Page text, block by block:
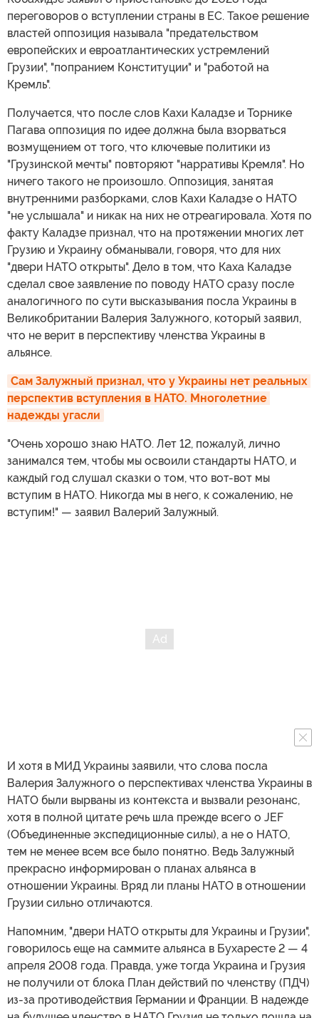
переговоров о вступлении страны в ЕС. Такое решение
властей оппозиция называла "предательством
европейских и евроатлантических устремлений
Грузии", "попранием Конституции" и "работой на
Кремль".
Получается, что после слов Кахи Каладзе и Торнике
Пагава оппозиция по идее должна была взорваться
возмущением от того, что ключевые политики из
"Грузинской мечты" повторяют "нарративы Кремля". Но
ничего такого не произошло. Оппозиция, занятая
внутренними разборками, слов Кахи Каладзе о НАТО
"не услышала" и никак на них не отреагировала. Хотя по
факту Каладзе признал, что на протяжении многих лет
Грузию и Украину обманывали, говоря, что для них
"двери НАТО открыты". Дело в том, что Каха Каладзе
сделал свое заявление по поводу НАТО сразу после
аналогичного по сути высказывания посла Украины в
Великобритании Валерия Залужного, который заявил,
что не верит в перспективу членства Украины в
альянсе.
Сам Залужный признал, что у Украины нет реальных
перспектив вступления в НАТО. Многолетние
надежды угасли
"Очень хорошо знаю НАТО. Лет 12, пожалуй, лично
занимался тем, чтобы мы освоили стандарты НАТО, и
каждый год слушал сказки о том, что вот-вот мы
вступим в НАТО. Никогда мы в него, к сожалению, не
вступим!" — заявил Валерий Залужный.
И хотя в МИД Украины заявили, что слова посла
Валерия Залужного о перспективах членства Украины в
НАТО были вырваны из контекста и вызвали резонанс,
хотя в полной цитате речь шла прежде всего о JEF
(Объединенные экспедиционные силы), а не о НАТО,
тем не менее всем все было понятно. Ведь Залужный
прекрасно информирован о планах альянса в
отношении Украины. Вряд ли планы НАТО в отношении
Грузии сильно отличаются.
Напомним, "двери НАТО открыты для Украины и Грузии",
говорилось еще на саммите альянса в Бухаресте 2 — 4
апреля 2008 года. Правда, уже тогда Украина и Грузия
не получили от блока План действий по членству (ПДЧ)
из-за противодействия Германии и Франции. В надежде